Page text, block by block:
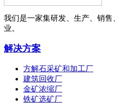
我们是一家集研发、生产、销售
业。
解决方案
方解石采矿和加工厂
建筑回收厂
金矿浓缩厂
铁矿选矿厂